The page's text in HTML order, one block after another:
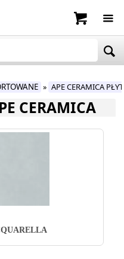
» APE CERAMICA
CERAMICA